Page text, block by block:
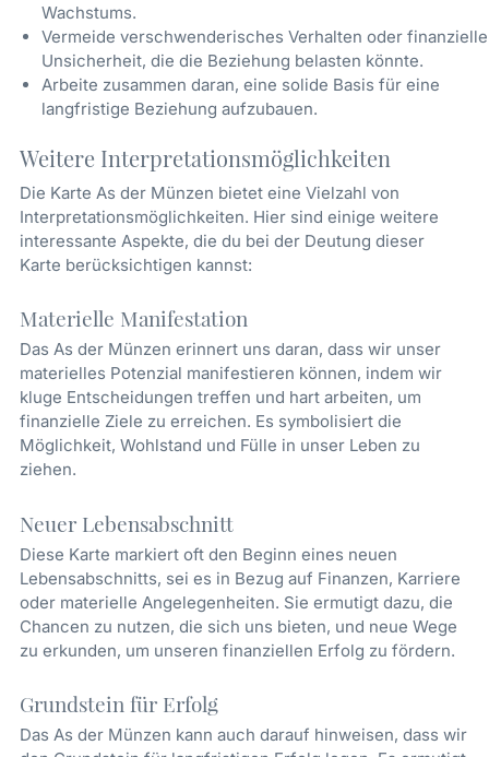
Wachstums.
Vermeide verschwenderisches Verhalten oder finanzielle
Unsicherheit, die die Beziehung belasten könnte.
Arbeite zusammen daran, eine solide Basis für eine
langfristige Beziehung aufzubauen.
Weitere Interpretationsmöglichkeiten
Die Karte As der Münzen bietet eine Vielzahl von
Interpretationsmöglichkeiten. Hier sind einige weitere
interessante Aspekte, die du bei der Deutung dieser
Karte berücksichtigen kannst:
Materielle Manifestation
Das As der Münzen erinnert uns daran, dass wir unser
materielles Potenzial manifestieren können, indem wir
kluge Entscheidungen treffen und hart arbeiten, um
finanzielle Ziele zu erreichen. Es symbolisiert die
Möglichkeit, Wohlstand und Fülle in unser Leben zu
ziehen.
Neuer Lebensabschnitt
Diese Karte markiert oft den Beginn eines neuen
Lebensabschnitts, sei es in Bezug auf Finanzen, Karriere
oder materielle Angelegenheiten. Sie ermutigt dazu, die
Chancen zu nutzen, die sich uns bieten, und neue Wege
zu erkunden, um unseren finanziellen Erfolg zu fördern.
Grundstein für Erfolg
Das As der Münzen kann auch darauf hinweisen, dass wir